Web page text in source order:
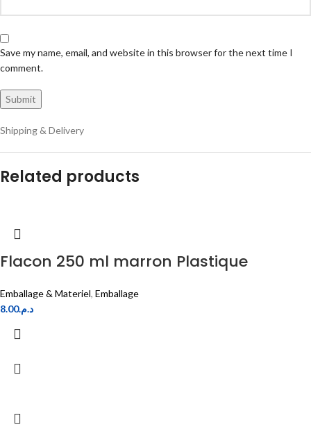
Save my name, email, and website in this browser for the next time I
comment.
Shipping & Delivery
Related products
Flacon 250 ml marron Plastique
Emballage & Materiel, Emballage
د.م.8.00